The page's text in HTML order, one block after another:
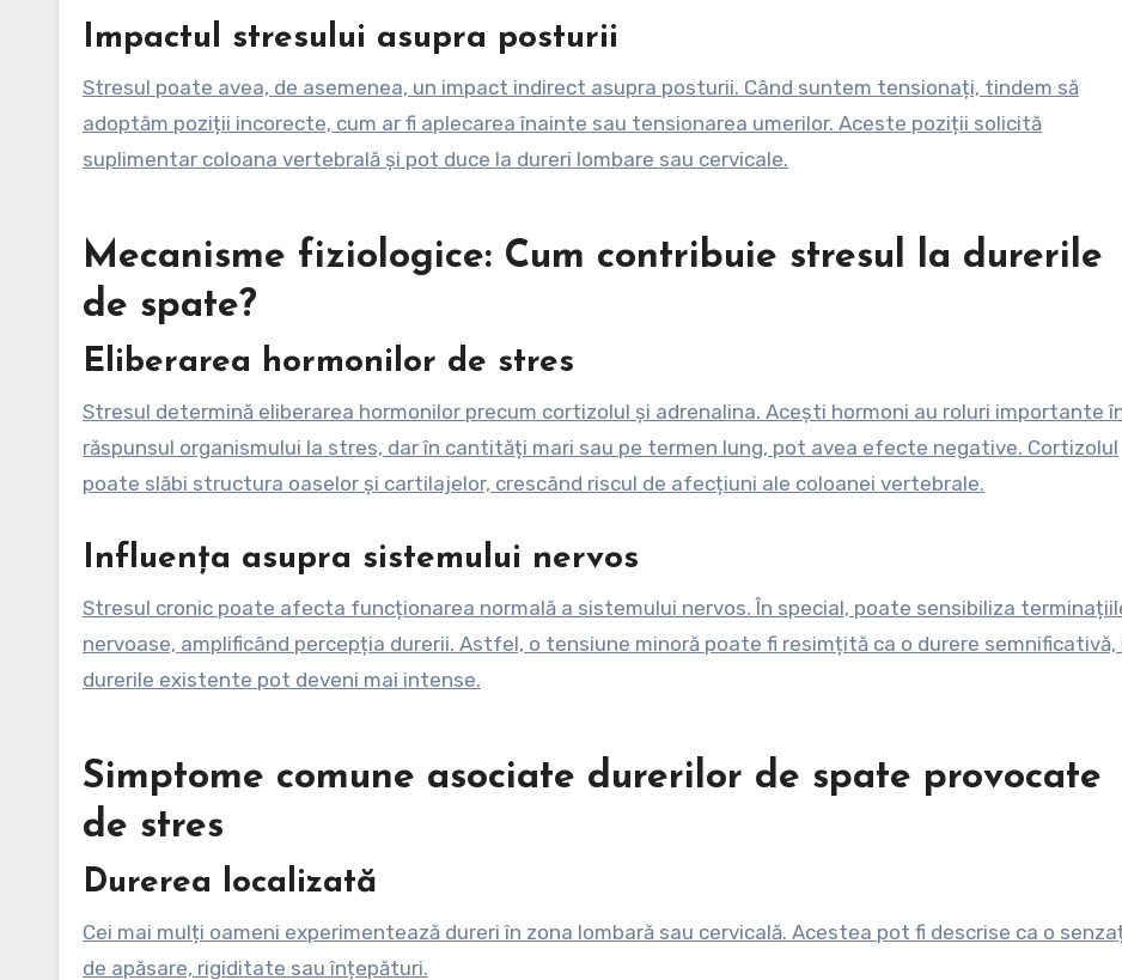
Impactul stresului asupra posturii
Stresul poate avea, de asemenea, un impact indirect asupra posturii. Când suntem tensionați, tindem să
adoptăm poziții incorecte, cum ar fi aplecarea înainte sau tensionarea umerilor. Aceste poziții solicită
suplimentar coloana vertebrală și pot duce la dureri lombare sau cervicale.
Mecanisme fiziologice: Cum contribuie stresul la durerile
de spate?
Eliberarea hormonilor de stres
Stresul determină eliberarea hormonilor precum cortizolul și adrenalina. Acești hormoni au roluri importante
răspunsul organismului la stres, dar în cantități mari sau pe termen lung, pot avea efecte negative. Cortizolul
poate slăbi structura oaselor și cartilajelor, crescând riscul de afecțiuni ale coloanei vertebrale.
Influența asupra sistemului nervos
Stresul cronic poate afecta funcționarea normală a sistemului nervos. În special, poate sensibiliza
nervoase, amplificând percepția durerii. Astfel, o tensiune minoră poate fi resimțită ca o durere semnificativă,
durerile existente pot deveni mai intense.
Simptome comune asociate durerilor de spate provocate
de stres
Durerea localizată
Cei mai mulți oameni experimentează dureri în zona lombară sau cervicală. Acestea pot fi descrise ca o
de apăsare, rigiditate sau înțepături.